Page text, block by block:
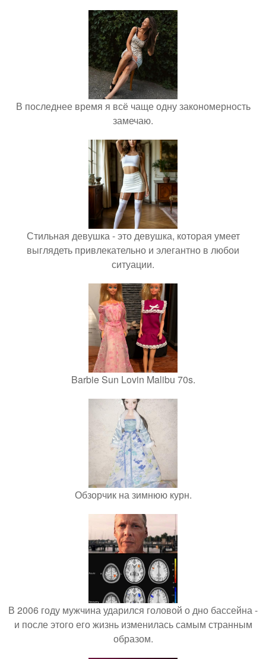
В последнее время я всё чаще одну закономерность
замечаю.
Стильная девушка - это девушка, которая умеет
выглядеть привлекательно и элегантно в любои
ситуации.
Barbie Sun Lovin Malibu 70s.
Обзорчик на зимнюю курн.
В 2006 году мужчина ударился головой о дно бассейна -
и после этого его жизнь изменилась самым странным
образом.